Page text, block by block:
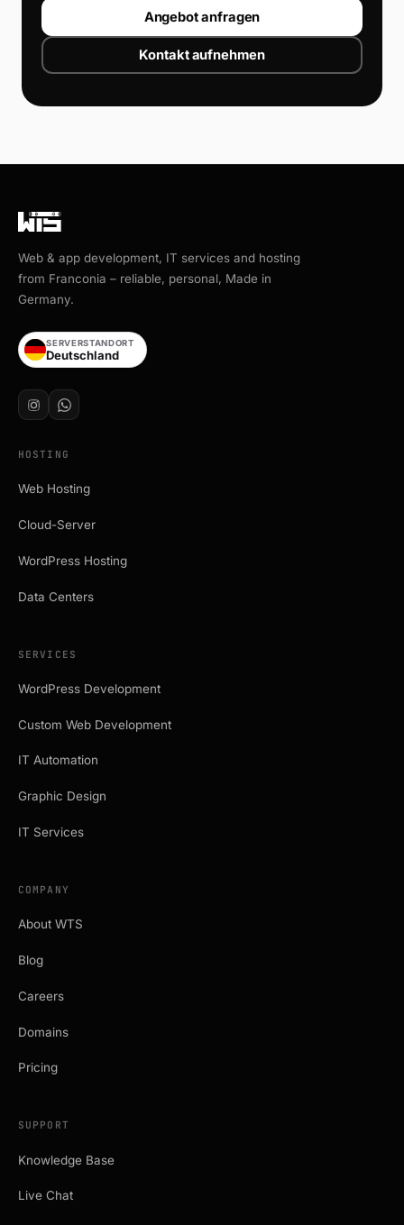
Angebot anfragen
Kontakt aufnehmen
Web & app development, IT services and hosting
from Franconia – reliable, personal, Made in
Germany.
SERVERSTANDORT
Deutschland
HOSTING
Web Hosting
Cloud-Server
WordPress Hosting
Data Centers
SERVICES
WordPress Development
Custom Web Development
IT Automation
Graphic Design
IT Services
COMPANY
About WTS
Blog
Careers
Domains
Pricing
SUPPORT
Knowledge Base
Live Chat